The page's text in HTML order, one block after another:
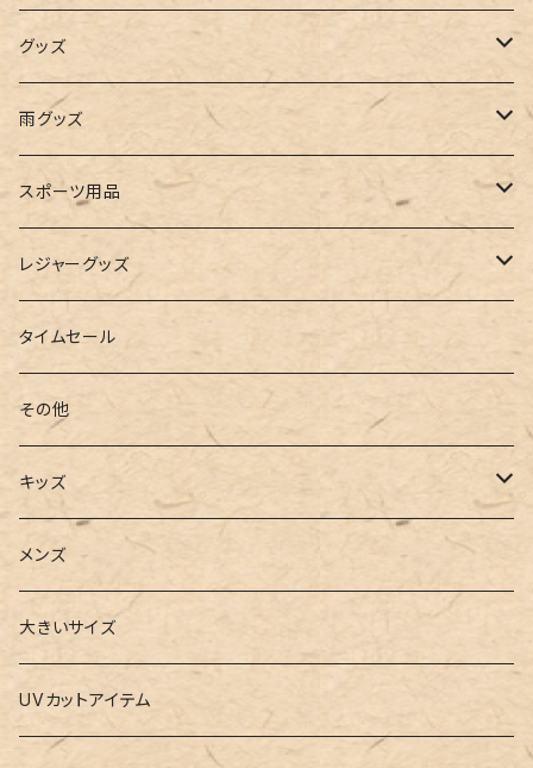
インナー
ビスチェ
レギンス
その他
レインシューズ
レースアップ
ルームシューズ
インソール
ローファー
エコバッグ
リュック
ハンドバッグ
ボストンバッグ
ワンショルダー
オフショルダー
バンドゥ
タンキニ
キャミキニ
フィットネス
2点セット
3点セット
4点セット
5点セット
男の子
ユニセックス
アクセサリー
マスクケース
グッズ
帽子
ストール・マフラー
手袋
ポーチ
パスケース
ウォレット
カードケース
キーケース
メガネチェーン
雨グッズ
レインコート
スポーツ用品
トレーニング・スポーツウェア
トレーニンググッズ
ヨガウェア
ヨガソックス
ヨガグッズ
ヨガマット
レジャーグッズ
ビーチグッズ
タイムセール
その他
キッズ
Girls
水着
バレー
Boys
水着
グッズ
メンズ
大きいサイズ
UVカットアイテム